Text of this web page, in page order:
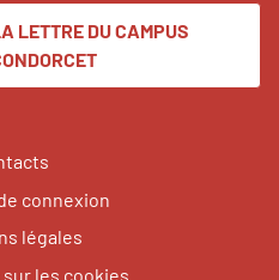
LETTRE DU CAMPUS
connexion
légales
les cookies